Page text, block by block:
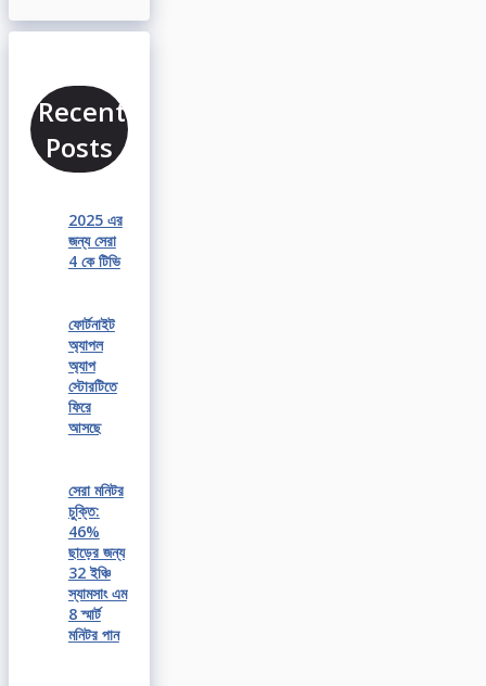
Recent
Posts
2025 এর
জন্য সেরা
4 কে টিভি
ফোর্টনাইট
অ্যাপল
অ্যাপ
স্টোরটিতে
ফিরে
আসছে
সেরা মনিটর
চুক্তি:
46%
ছাড়ের জন্য
32 ইঞ্চি
স্যামসাং এম
8 স্মার্ট
মনিটর পান